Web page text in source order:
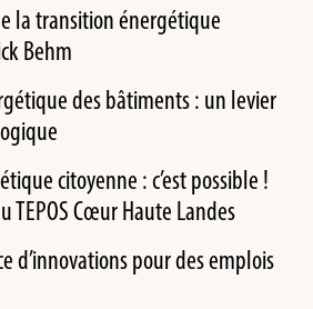
la transition énergétique
Behm
des bâtiments : un levier
citoyenne : c’est possible !
TEPOS Cœur Haute Landes
d’innovations pour des emplois